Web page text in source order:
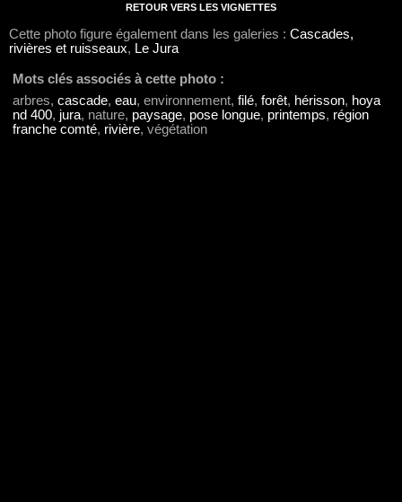
RETOUR VERS LES VIGNETTES
Cette photo figure également dans les galeries : Cascades,
rivières et ruisseaux, Le Jura
Mots clés associés à cette photo :
arbres, cascade, eau, environnement, filé, forêt, hérisson, hoya
nd 400, jura, nature, paysage, pose longue, printemps, région
franche comté, rivière, végétation